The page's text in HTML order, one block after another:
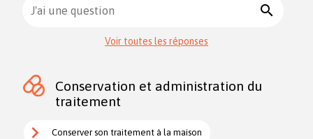
J'ai une question search
Voir toutes les réponses
Conservation et administration du
traitement
Conserver son traitement à la maison